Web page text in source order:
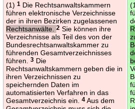
(1)1 Die Rechtsanwaltskammern
führen elektronische Verzeichnisse
der in ihren Bezirken zugelassenen
Rechtsanwälte.2 Sie können ihre
Verzeichnisse als Teil des von der
Bundesrechtsanwaltskammer zu
führenden Gesamtverzeichnisses
führen.3 Die
Rechtsanwaltskammern geben die in
ihren Verzeichnissen zu
speichernden Daten im
automatisierten Verfahren in das
Gesamtverzeichnis ein.4 Aus dem